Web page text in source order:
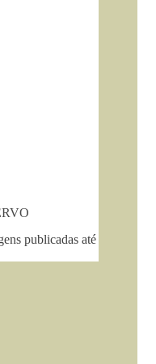
publicadas até